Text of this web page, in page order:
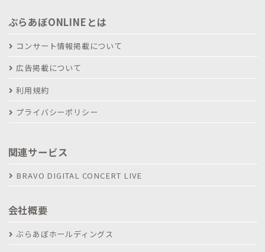
ぶらあぼONLINEとは
コンサート情報掲載について
広告掲載について
利用規約
プライバシーポリシー
関連サービス
BRAVO DIGITAL CONCERT LIVE
会社概要
ぶらあぼホールディングス